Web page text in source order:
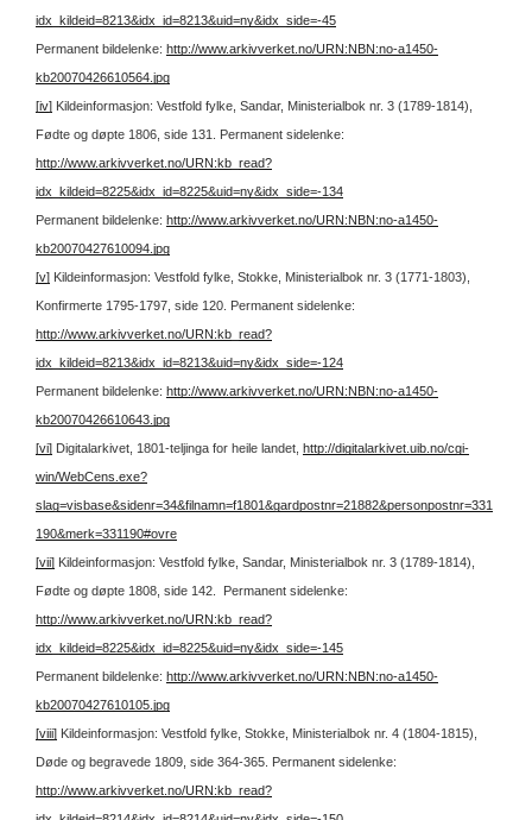
idx_kildeid=8213&idx_id=8213&uid=ny&idx_side=-45
Permanent bildelenke: http://www.arkivverket.no/URN:NBN:no-a1450-
kb20070426610564.jpg
[iv] Kildeinformasjon: Vestfold fylke, Sandar, Ministerialbok nr. 3 (1789-1814),
Fødte og døpte 1806, side 131. Permanent sidelenke:
http://www.arkivverket.no/URN:kb_read?
idx_kildeid=8225&idx_id=8225&uid=ny&idx_side=-134
Permanent bildelenke: http://www.arkivverket.no/URN:NBN:no-a1450-
kb20070427610094.jpg
[v] Kildeinformasjon: Vestfold fylke, Stokke, Ministerialbok nr. 3 (1771-1803),
Konfirmerte 1795-1797, side 120. Permanent sidelenke:
http://www.arkivverket.no/URN:kb_read?
idx_kildeid=8213&idx_id=8213&uid=ny&idx_side=-124
Permanent bildelenke: http://www.arkivverket.no/URN:NBN:no-a1450-
kb20070426610643.jpg
[vi] Digitalarkivet, 1801-teljinga for heile landet, http://digitalarkivet.uib.no/cgi-
win/WebCens.exe?
slag=visbase&sidenr=34&filnamn=f1801&gardpostnr=21882&personpostnr=331
190&merk=331190#ovre
[vii] Kildeinformasjon: Vestfold fylke, Sandar, Ministerialbok nr. 3 (1789-1814),
Fødte og døpte 1808, side 142. Permanent sidelenke:
http://www.arkivverket.no/URN:kb_read?
idx_kildeid=8225&idx_id=8225&uid=ny&idx_side=-145
Permanent bildelenke: http://www.arkivverket.no/URN:NBN:no-a1450-
kb20070427610105.jpg
[viii] Kildeinformasjon: Vestfold fylke, Stokke, Ministerialbok nr. 4 (1804-1815),
Døde og begravede 1809, side 364-365. Permanent sidelenke:
http://www.arkivverket.no/URN:kb_read?